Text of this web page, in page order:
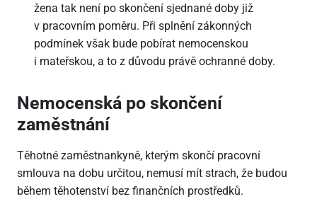
žena tak není po skončení sjednané doby již
v pracovním poměru. Při splnění zákonných
podmínek však bude pobírat nemocenskou
i mateřskou, a to z důvodu právě ochranné doby.
Nemocenská po skončení
zaměstnání
Těhotné zaměstnankyně, kterým skončí pracovní
smlouva na dobu určitou, nemusí mít strach, že budou
během těhotenství bez finančních prostředků.